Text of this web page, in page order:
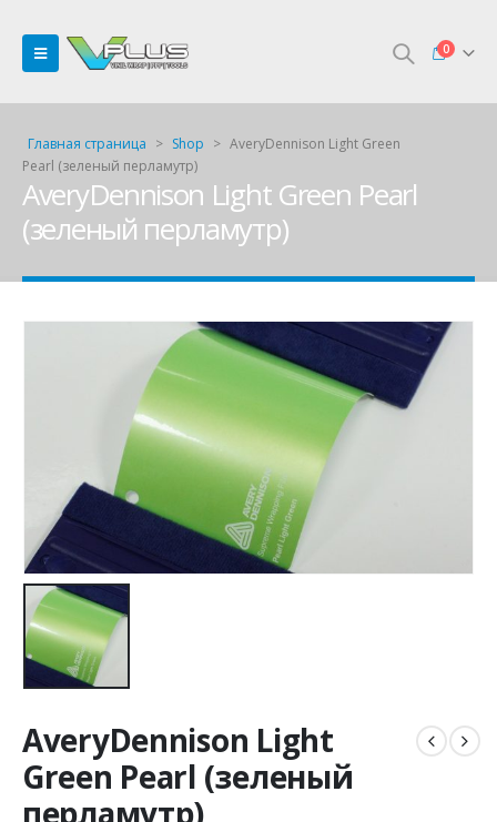
0
Главная страница > Shop > AveryDennison Light Green
Pearl (зеленый перламутр)
AveryDennison Light Green Pearl
(зеленый перламутр)
AveryDennison Light
Green Pearl (зеленый
перламутр)